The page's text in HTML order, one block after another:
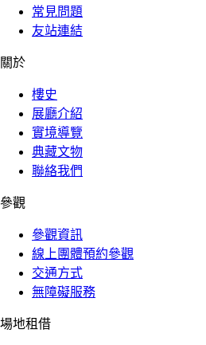
常見問題
友站連結
關於
樓史
展廳介紹
實境導覽
典藏文物
聯絡我們
參觀
參觀資訊
線上團體預約參觀
交通方式
無障礙服務
場地租借